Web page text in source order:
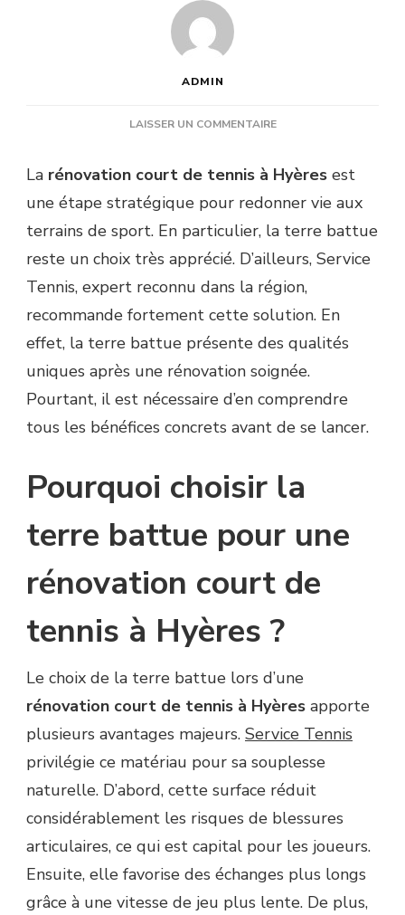
ADMIN
LAISSER UN COMMENTAIRESUR
OFFRE
LA
BATTUE
APRÈS
RÉNOVATION
COURT
TENNIS
À
?
La rénovation court de tennis à Hyères est
une étape stratégique pour redonner vie aux
terrains de sport. En particulier, la terre battue
reste un choix très apprécié. D’ailleurs, Service
Tennis, expert reconnu dans la région,
recommande fortement cette solution. En
effet, la terre battue présente des qualités
uniques après une rénovation soignée.
Pourtant, il est nécessaire d’en comprendre
tous les bénéfices concrets avant de se lancer.
Pourquoi choisir la
terre battue pour une
rénovation court de
tennis à Hyères ?
Le choix de la terre battue lors d’une
rénovation court de tennis à Hyères apporte
plusieurs avantages majeurs. Service Tennis
privilégie ce matériau pour sa souplesse
naturelle. D’abord, cette surface réduit
considérablement les risques de blessures
articulaires, ce qui est capital pour les joueurs.
Ensuite, elle favorise des échanges plus longs
grâce à une vitesse de jeu plus lente. De plus,